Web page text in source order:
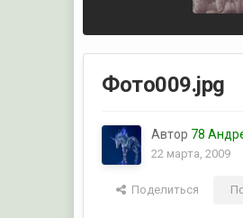
Фото009.jpg
Автор 78
22 марта, 2009
Поделиться